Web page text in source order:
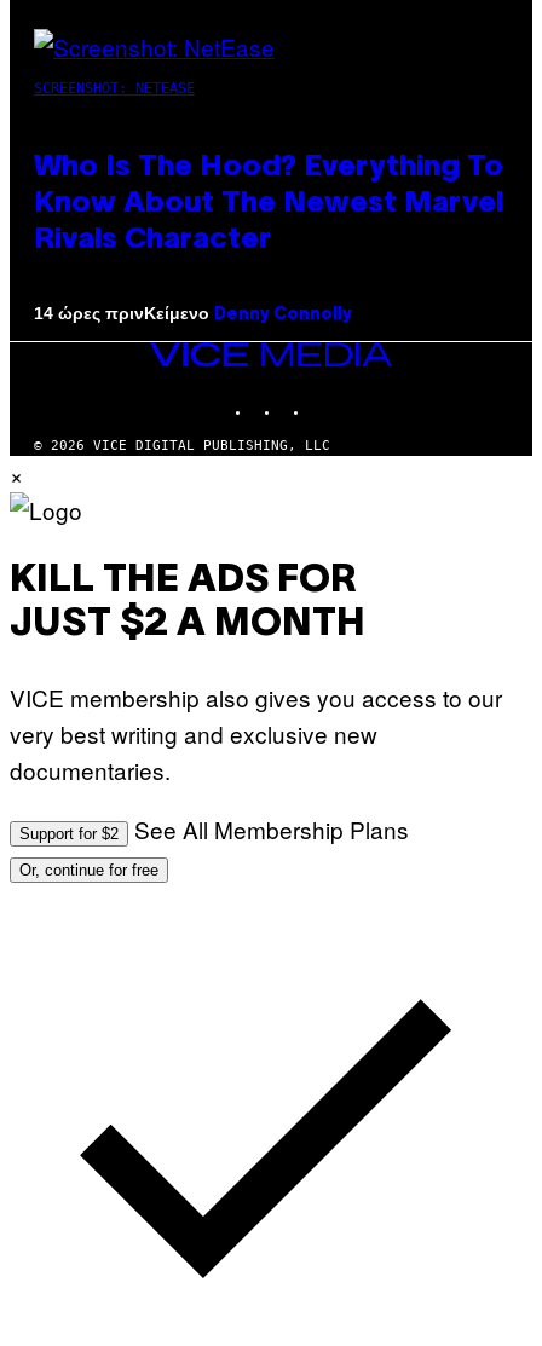
SCREENSHOT: NETEASE
Who Is The Hood? Everything To
Know About The Newest Marvel
Rivals Character
14 ώρες πρινΚείμενο Denny Connolly
VICE
MEDIA
© 2026 VICE DIGITAL PUBLISHING, LLC
×
KILL THE ADS FOR
JUST $2 A MONTH
VICE membership also gives you access to our
very best writing and exclusive new
documentaries.
Support for $2 See All Membership Plans
Or, continue for free